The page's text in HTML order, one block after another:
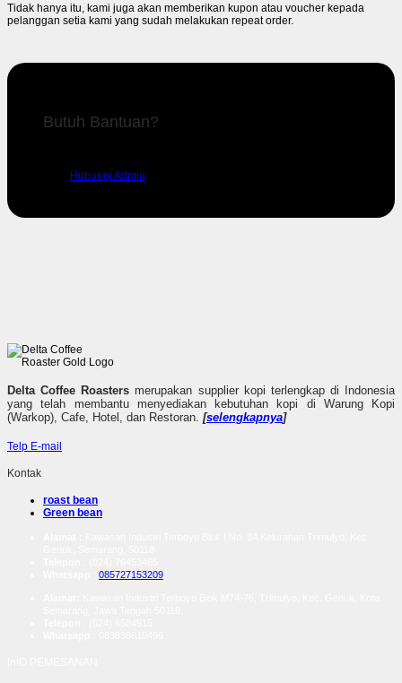
Tidak hanya itu, kami juga akan memberikan kupon atau voucher kepada
pelanggan setia kami yang sudah melakukan repeat order.
Butuh Bantuan?
Hubungi Admin
Delta Coffee Roasters merupakan supplier kopi terlengkap di Indonesia
yang telah membantu menyediakan kebutuhan kopi di Warung Kopi
(Warkop), Cafe, Hotel, dan Restoran. [selengkapnya]
Telp E-mail
Kontak
roast bean
Green bean
085727153209